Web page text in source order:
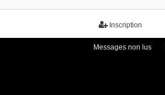
Inscription
Messages non lus